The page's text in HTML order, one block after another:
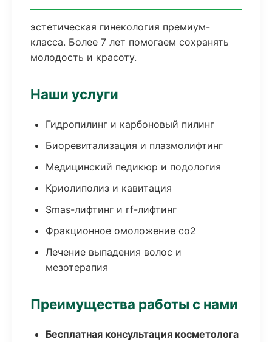
эстетическая гинекология премиум-
класса. Более 7 лет помогаем сохранять
молодость и красоту.
Наши услуги
Гидропилинг и карбоновый пилинг
Биоревитализация и плазмолифтинг
Медицинский педикюр и подология
Криолиполиз и кавитация
Smas-лифтинг и rf-лифтинг
Фракционное омоложение co2
Лечение выпадения волос и
мезотерапия
Преимущества работы с нами
Бесплатная консультация косметолога